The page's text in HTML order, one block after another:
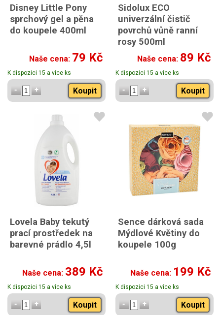
Disney Little Pony
sprchový gel a pěna
do koupele 400ml
Naše cena: 79 Kč
K dispozici 15 a více ks
Koupit
Sidolux ECO
univerzální čistič
povrchů vůně ranní
rosy 500ml
Naše cena: 89 Kč
K dispozici 15 a více ks
Koupit
Lovela Baby tekutý
prací prostředek na
barevné prádlo 4,5l
Naše cena: 389 Kč
K dispozici 15 a více ks
Koupit
Sence dárková sada
Mýdlové Květiny do
koupele 100g
Naše cena: 199 Kč
K dispozici 15 a více ks
Koupit